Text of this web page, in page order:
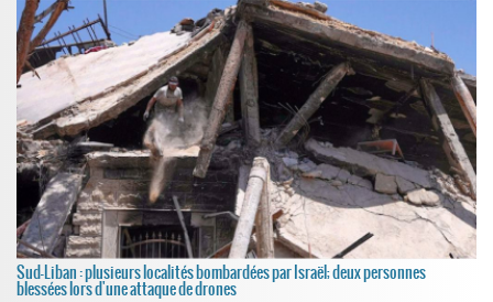
Sud-Liban : plusieurs localités bombardées par Israël; deux personnes
blessées lors d'une attaque de drones